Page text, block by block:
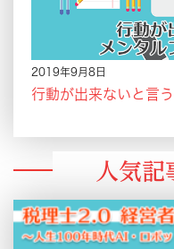
2019年9月8日
行動が出来ないと言
人気